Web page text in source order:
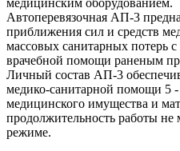
медицинским оборудованием.
Автоперевязочная АП-3
приближения сил и средств
массовых санитарных потерь
врачебной помощи раненым
Личный состав АП-3
медико-санитарной помощи 5
медицинского имущества и
продолжительность работы не
режиме.